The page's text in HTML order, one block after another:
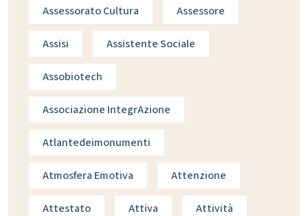
Assessorato Cultura Assessore
Assisi Assistente Sociale
Assobiotech
Associazione IntegrAzione
Atlantedeimonumenti
Atmosfera Emotiva Attenzione
Attestato Attiva Attività